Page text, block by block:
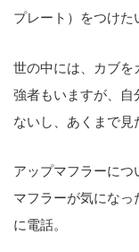
プレート）をつけた
世の中には、カブを
強者もいますが、自
ないし、あくまで見
アップマフラーに
マフラーが気にな
に電話。